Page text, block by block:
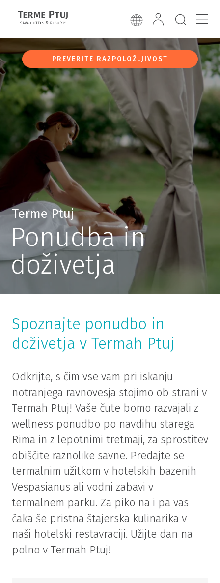
PREVERITE RAZPOLOŽLJIVOST
Terme Ptuj
Ponudba in
doživetja
Spoznajte ponudbo in
doživetja v Termah Ptuj
Odkrijte, s čim vse vam pri iskanju
notranjega ravnovesja stojimo ob strani v
Termah Ptuj! Vaše čute bomo razvajali z
wellness ponudbo po navdihu starega
Rima in z lepotnimi tretmaji, za sprostitev
obiščite raznolike savne. Predajte se
termalnim užitkom v hotelskih bazenih
Vespasianus ali vodni zabavi v
termalnem parku. Za piko na i pa vas
čaka še pristna štajerska kulinarika v
naši hotelski restavraciji. Užijte dan na
polno v Termah Ptuj!